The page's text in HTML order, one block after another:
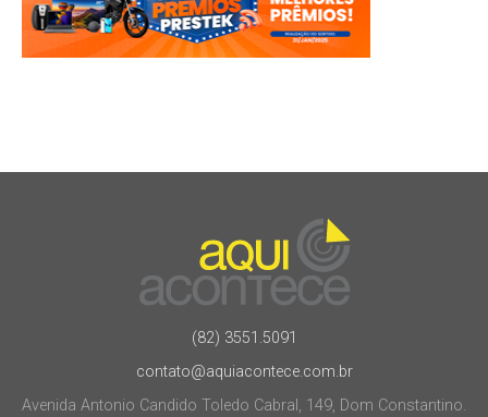
(82) 3551.5091
contato@aquiacontece.com.br
Avenida Antonio Candido Toledo Cabral, 149, Dom Constantino.